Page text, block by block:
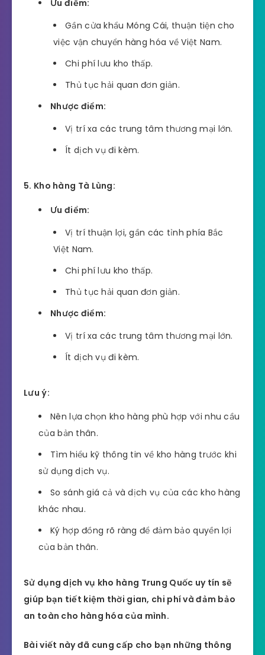
Ưu điểm:
Gần cửa khẩu Móng Cái, thuận tiện cho
việc vận chuyển hàng hóa về Việt Nam.
Chi phí lưu kho thấp.
Thủ tục hải quan đơn giản.
Nhược điểm:
Vị trí xa các trung tâm thương mại lớn.
Ít dịch vụ đi kèm.
5. Kho hàng Tà Lùng:
Ưu điểm:
Vị trí thuận lợi, gần các tỉnh phía Bắc
Việt Nam.
Chi phí lưu kho thấp.
Thủ tục hải quan đơn giản.
Nhược điểm:
Vị trí xa các trung tâm thương mại lớn.
Ít dịch vụ đi kèm.
Lưu ý:
Nên lựa chọn kho hàng phù hợp với nhu cầu
của bản thân.
Tìm hiểu kỹ thông tin về kho hàng trước khi
sử dụng dịch vụ.
So sánh giá cả và dịch vụ của các kho hàng
khác nhau.
Ký hợp đồng rõ ràng để đảm bảo quyền lợi
của bản thân.
Sử dụng dịch vụ kho hàng Trung Quốc uy tín sẽ
giúp bạn tiết kiệm thời gian, chi phí và đảm bảo
an toàn cho hàng hóa của mình.
Bài viết này đã cung cấp cho bạn những thông